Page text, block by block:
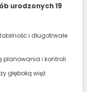
urodzonych 19
i długotrwałe
planowania i kontroli.
głęboką więź